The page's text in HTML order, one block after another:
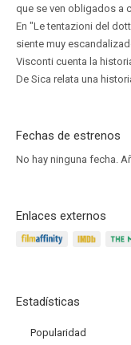
que se ven obligados a
En "Le tentazioni del
siente muy
Visconti cuenta la
De Sica relata una
Fechas de estrenos
No hay ninguna fecha.
Enlaces externos
Estadísticas
Popularidad